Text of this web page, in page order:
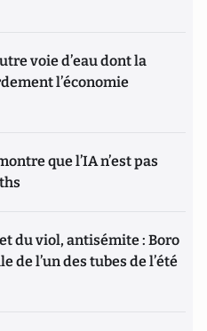
voie d’eau dont la
l’économie
que l’IA n’est pas
du viol, antisémite : Boro
de l’un des tubes de l’été